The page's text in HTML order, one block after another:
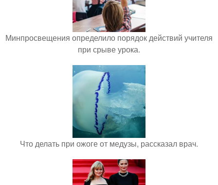
Минпросвещения определило порядок действий учителя
при срыве урока.
Что делать при ожоге от медузы, рассказал врач.